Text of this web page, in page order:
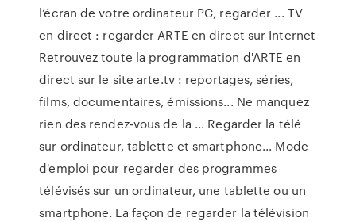
l’écran de votre ordinateur PC, regarder ... TV
en direct : regarder ARTE en direct sur Internet
Retrouvez toute la programmation d'ARTE en
direct sur le site arte.tv : reportages, séries,
films, documentaires, émissions... Ne manquez
rien des rendez-vous de la ... Regarder la télé
sur ordinateur, tablette et smartphone... Mode
d'emploi pour regarder des programmes
télévisés sur un ordinateur, une tablette ou un
smartphone. La façon de regarder la télévision